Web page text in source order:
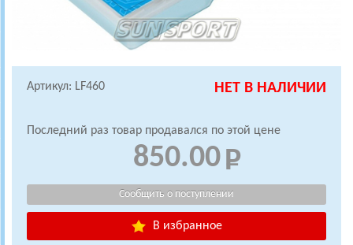
Артикул: LF460 НЕТ В НАЛИЧИИ
Последний раз товар продавался по этой цене
850.00
В избранное